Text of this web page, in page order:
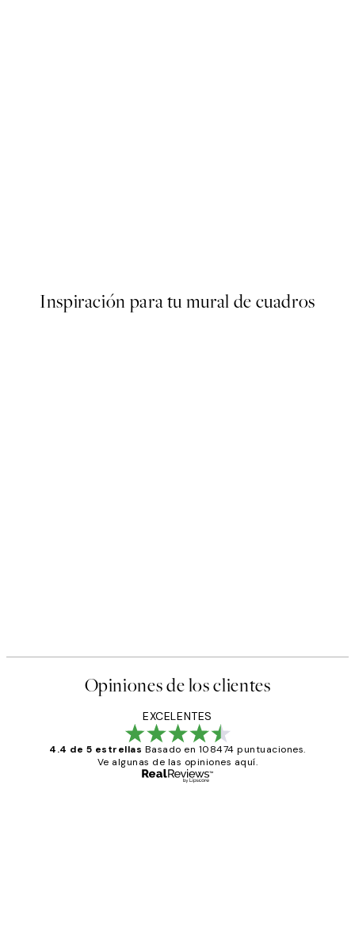
Inspiración para tu mural de cuadros
Opiniones de los clientes
EXCELENTES
4.4 de 5 estrellas Basado en 108474 puntuaciones.
Ve algunas de las opiniones aquí.